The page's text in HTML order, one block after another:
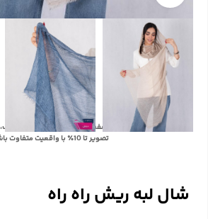
با توجه به تفاوت رنگ‌ها در صفحه نمایش دستگاه‌های
تصویر تا 10٪ با واقعیت متفاوت باشد.
شال لبه ریش راه راه